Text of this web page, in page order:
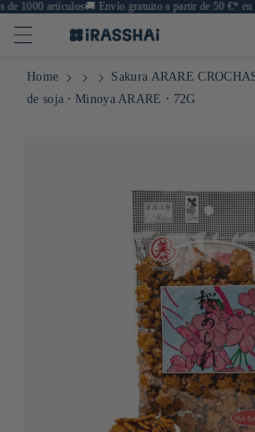
1000 artículos 🚚Envío gratuito a partir de 50 €* en
Home
Sakura ARARE
de soja ⋅ Minoya ARARE ⋅ 72G